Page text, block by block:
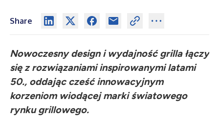
Share
Nowoczesny design i wydajność grilla łączy
się z rozwiązaniami inspirowanymi latami
50., oddając cześć innowacyjnym
korzeniom wiodącej marki światowego
rynku grillowego.